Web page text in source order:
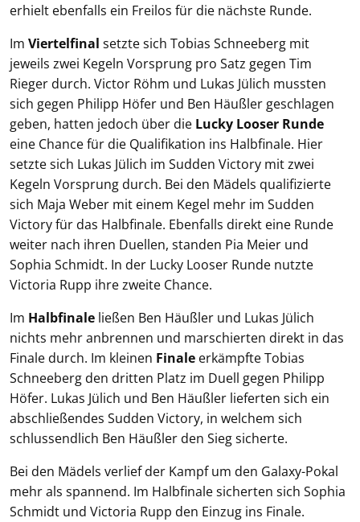
erhielt ebenfalls ein Freilos für die nächste Runde.
Im Viertelfinal setzte sich Tobias Schneeberg mit
jeweils zwei Kegeln Vorsprung pro Satz gegen Tim
Rieger durch. Victor Röhm und Lukas Jülich mussten
sich gegen Philipp Höfer und Ben Häußler geschlagen
geben, hatten jedoch über die Lucky Looser Runde
eine Chance für die Qualifikation ins Halbfinale. Hier
setzte sich Lukas Jülich im Sudden Victory mit zwei
Kegeln Vorsprung durch. Bei den Mädels qualifizierte
sich Maja Weber mit einem Kegel mehr im Sudden
Victory für das Halbfinale. Ebenfalls direkt eine Runde
weiter nach ihren Duellen, standen Pia Meier und
Sophia Schmidt. In der Lucky Looser Runde nutzte
Victoria Rupp ihre zweite Chance.
Im Halbfinale ließen Ben Häußler und Lukas Jülich
nichts mehr anbrennen und marschierten direkt in das
Finale durch. Im kleinen Finale erkämpfte Tobias
Schneeberg den dritten Platz im Duell gegen Philipp
Höfer. Lukas Jülich und Ben Häußler lieferten sich ein
abschließendes Sudden Victory, in welchem sich
schlussendlich Ben Häußler den Sieg sicherte.
Bei den Mädels verlief der Kampf um den Galaxy-Pokal
mehr als spannend. Im Halbfinale sicherten sich Sophia
Schmidt und Victoria Rupp den Einzug ins Finale.